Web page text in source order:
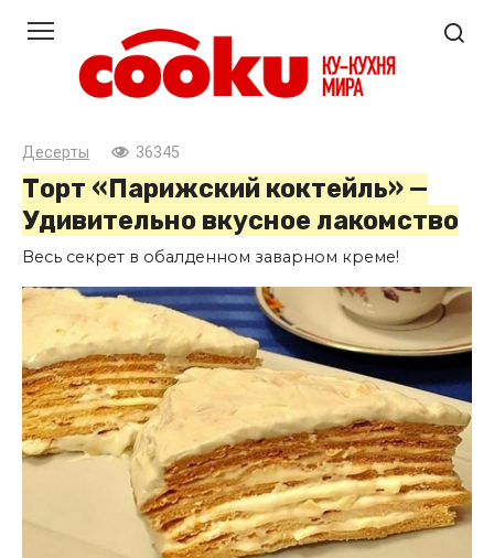
контенту
Десерты 36345
Торт «Парижский коктейль» —
Удивительно вкусное лакомство
Весь секрет в обалденном заварном креме!